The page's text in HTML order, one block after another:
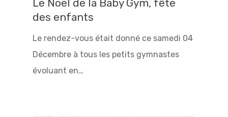
Le Noël de la Baby Gym, fête
des enfants
Le rendez-vous était donné ce samedi 04
Décembre à tous les petits gymnastes
évoluant en…